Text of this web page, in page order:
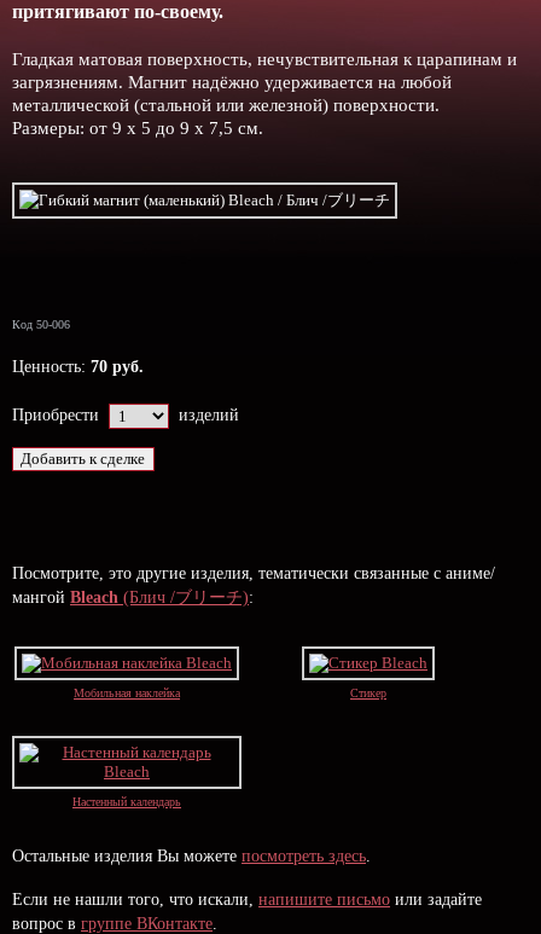
притягивают по-своему.
Гладкая матовая поверхность, нечувствительная к царапинам и
загрязнениям. Магнит надёжно удерживается на любой
металлической (стальной или железной) поверхности.
Размеры: от 9 х 5 до 9 х 7,5 см.
Код 50-006
Ценность: 70 руб.
Приобрести изделий
Посмотрите, это другие изделия, тематически связанные с аниме/
мангой Bleach (Блич /ブリーチ):
Мобильная наклейка Стикер
Настенный календарь
Остальные изделия Вы можете посмотреть здесь.
Если не нашли того, что искали, напишите письмо или задайте
вопрос в группе ВКонтакте.